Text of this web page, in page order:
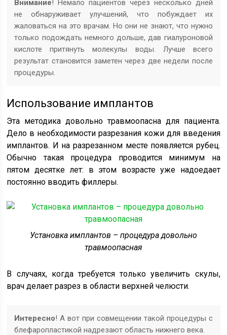
Внимание! Немало пациентов через несколько дней
не обнаруживает улучшений, что побуждает их
жаловаться на это врачам. Но они не знают, что нужно
только подождать немного дольше, дав гиалуроновой
кислоте притянуть молекулы воды. Лучше всего
результат становится заметен через две недели после
процедуры.
Использование имплантов
Эта методика довольно травмоопасна для пациента.
Дело в необходимости разрезания кожи для введения
имплантов. И на разрезанном месте появляется рубец.
Обычно такая процедура проводится минимум на
пятом десятке лет: в этом возрасте уже надоедает
постоянно вводить филлеры.
Установка имплантов – процедура довольно
травмоопасная
В случаях, когда требуется только увеличить скулы,
врач делает разрез в области верхней челюсти.
Интересно! А вот при совмещении такой процедуры с
блефаропластикой надрезают область нижнего века.